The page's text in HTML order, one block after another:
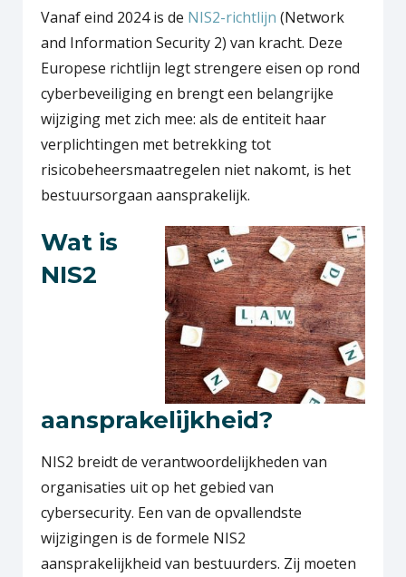
Vanaf eind 2024 is de NIS2-richtlijn (Network
and Information Security 2) van kracht. Deze
Europese richtlijn legt strengere eisen op rond
cyberbeveiliging en brengt een belangrijke
wijziging met zich mee: als de entiteit haar
verplichtingen met betrekking tot
risicobeheersmaatregelen niet nakomt, is het
bestuursorgaan aansprakelijk.
Wat is
NIS2
aansprakelijkheid?
NIS2 breidt de verantwoordelijkheden van
organisaties uit op het gebied van
cybersecurity. Een van de opvallendste
wijzigingen is de formele NIS2
aansprakelijkheid van bestuurders. Zij moeten